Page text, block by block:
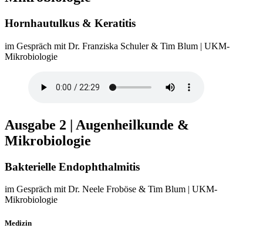
Hornhautulkus & Keratitis
im Gespräch mit Dr. Franziska Schuler & Tim Blum | UKM-
Mikrobiologie
Ausgabe 2 | Augenheilkunde &
Mikrobiologie
Bakterielle Endophthalmitis
im Gespräch mit Dr. Neele Froböse & Tim Blum | UKM-
Mikrobiologie
Medizin